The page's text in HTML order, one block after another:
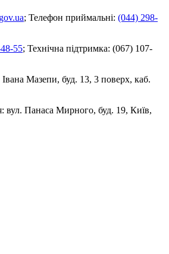
; Телефон приймальні: (044) 298-
55; Технічна підтримка: (067) 107-
Івана Мазепи, буд. 13, 3 поверх, каб.
вул. Панаса Мирного, буд. 19, Київ,